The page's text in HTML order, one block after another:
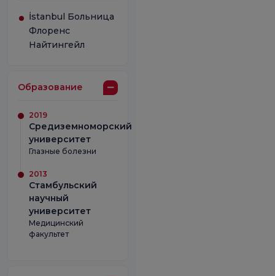
İstanbul Больница
Флоренс
Найтингейл
Образование
2019
Средиземноморский
университет
Глазные болезни
2013
Стамбульский
научный
университет
Медицинский
факультет